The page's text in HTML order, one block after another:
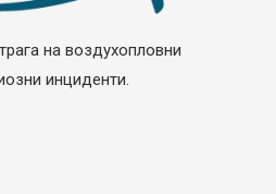
на воздухопловни
инциденти.